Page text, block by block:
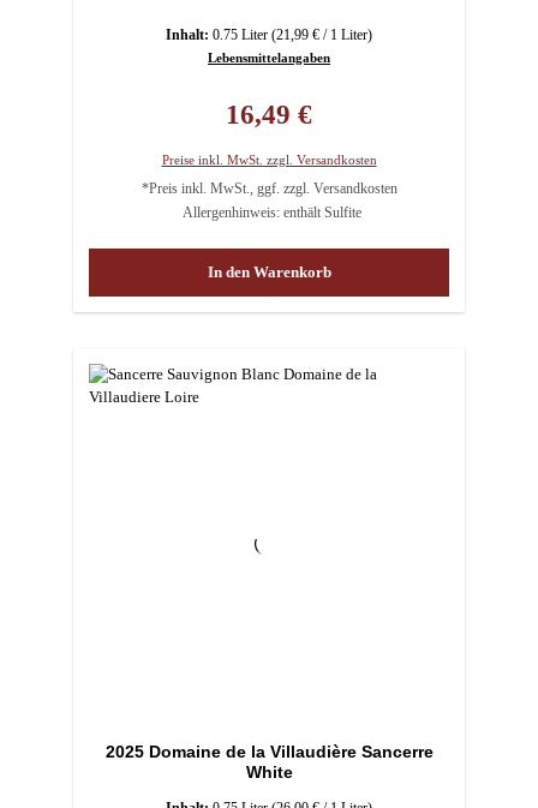
Inhalt: 0.75 Liter (21,99 € / 1 Liter)
Lebensmittelangaben
16,49 €
Preise inkl. MwSt. zzgl. Versandkosten
*Preis inkl. MwSt., ggf. zzgl. Versandkosten
Allergenhinweis: enthält Sulfite
In den Warenkorb
2025 Domaine de la Villaudière Sancerre
White